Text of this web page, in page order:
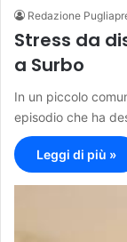
Redazione
Stress da
a Surbo
In un piccolo
episodio che ha
Leggi di più »